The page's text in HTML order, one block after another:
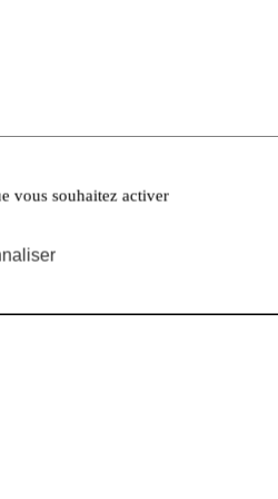
vous souhaitez activer